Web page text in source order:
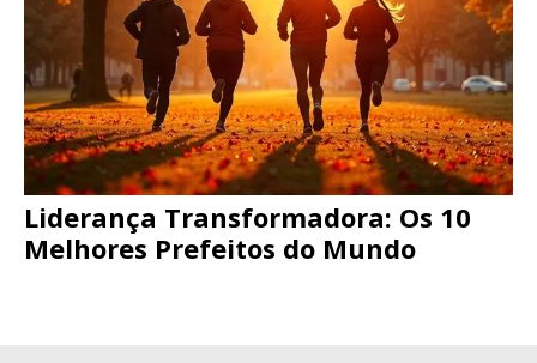
Liderança Transformadora: Os 10
Melhores Prefeitos do Mundo